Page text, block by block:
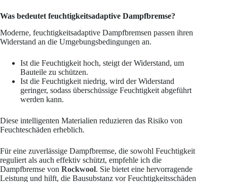
Was bedeutet feuchtigkeitsadaptive Dampfbremse?
Moderne, feuchtigkeitsadaptive Dampfbremsen passen ihren
Widerstand an die Umgebungsbedingungen an.
Ist die Feuchtigkeit hoch, steigt der Widerstand, um
Bauteile zu schützen.
Ist die Feuchtigkeit niedrig, wird der Widerstand
geringer, sodass überschüssige Feuchtigkeit abgeführt
werden kann.
Diese intelligenten Materialien reduzieren das Risiko von
Feuchteschäden erheblich.
Für eine zuverlässige Dampfbremse, die sowohl Feuchtigkeit
reguliert als auch effektiv schützt, empfehle ich die
Dampfbremse von Rockwool. Sie bietet eine hervorragende
Leistung und hilft, die Bausubstanz vor Feuchtigkeitsschäden